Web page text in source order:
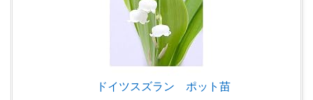
ドイツスズラン ポット苗